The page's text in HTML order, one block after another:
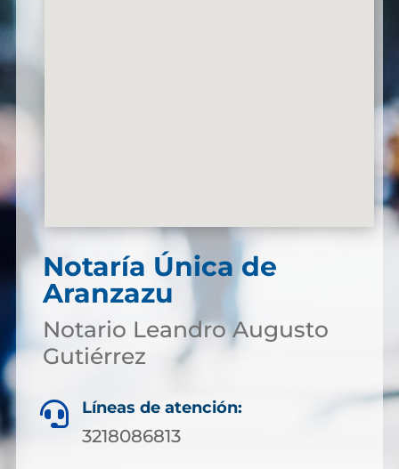
Notaría Única de
Aranzazu
Notario Leandro Augusto
Gutiérrez
 Líneas de atención:
3218086813